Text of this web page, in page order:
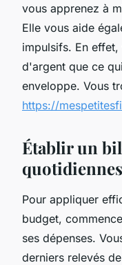
vous apprenez à
Elle vous aide
impulsifs. En effet,
d'argent que ce
enveloppe. Vous
https://
Établir un
quotidiennes
Pour appliquer
budget,
ses dépenses.
derniers relevés